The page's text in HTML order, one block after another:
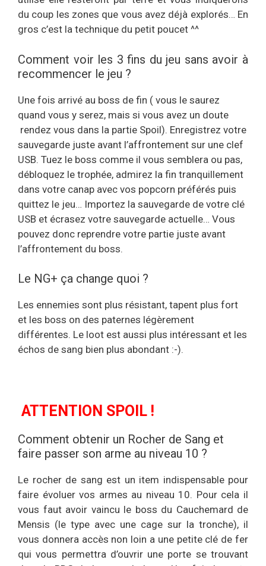
du coup les zones que vous avez déjà explorés… En
gros c’est la technique du petit poucet ^^
Comment voir les 3 fins du jeu sans avoir à
recommencer le jeu ?
Une fois arrivé au boss de fin ( vous le saurez
quand vous y serez, mais si vous avez un doute
rendez vous dans la partie Spoil). Enregistrez votre
sauvegarde juste avant l’affrontement sur une clef
USB. Tuez le boss comme il vous semblera ou pas,
débloquez le trophée, admirez la fin tranquillement
dans votre canap avec vos popcorn préférés puis
quittez le jeu… Importez la sauvegarde de votre clé
USB et écrasez votre sauvegarde actuelle… Vous
pouvez donc reprendre votre partie juste avant
l’affrontement du boss.
Le NG+ ça change quoi ?
Les ennemies sont plus résistant, tapent plus fort
et les boss on des paternes légèrement
différentes. Le loot est aussi plus intéressant et les
échos de sang bien plus abondant :-).
ATTENTION SPOIL !
Comment obtenir un Rocher de Sang et
faire passer son arme au niveau 10 ?
Le rocher de sang est un item indispensable pour
faire évoluer vos armes au niveau 10. Pour cela il
vous faut avoir vaincu le boss du Cauchemard de
Mensis (le type avec une cage sur la tronche), il
vous donnera accès non loin a une petite clé de fer
qui vous permettra d’ouvrir une porte se trouvant